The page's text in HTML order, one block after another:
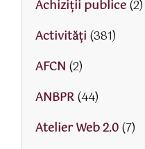
Achiziții publice(2)
Activităţi (381)
AFCN (2)
ANBPR(44)
Atelier Web 2.0(7)